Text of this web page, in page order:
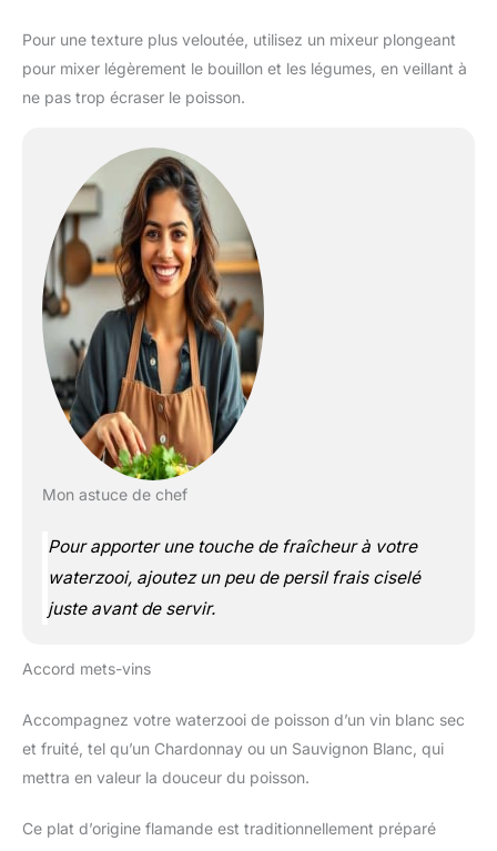
Pour une texture plus veloutée, utilisez un mixeur plongeant
pour mixer légèrement le bouillon et les légumes, en veillant à
ne pas trop écraser le poisson.
Mon astuce de chef
Pour apporter une touche de fraîcheur à votre
waterzooi, ajoutez un peu de persil frais ciselé
juste avant de servir.
Accord mets-vins
Accompagnez votre waterzooi de poisson d’un vin blanc sec
et fruité, tel qu’un Chardonnay ou un Sauvignon Blanc, qui
mettra en valeur la douceur du poisson.
Ce plat d’origine flamande est traditionnellement préparé